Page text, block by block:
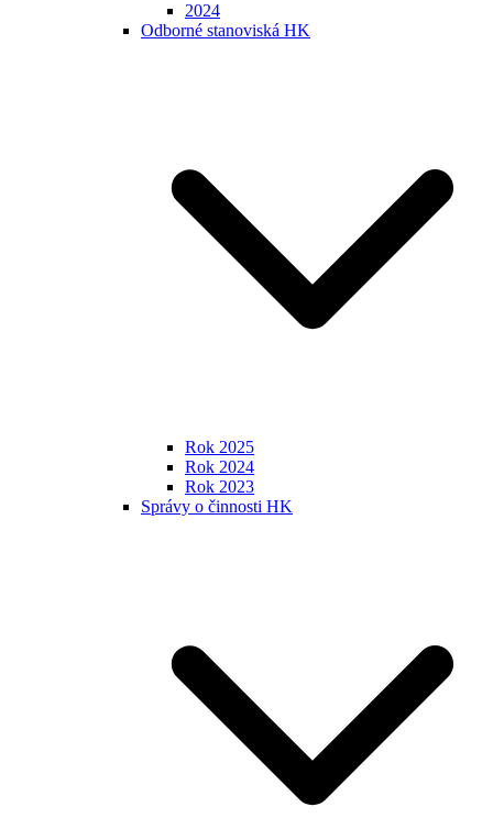
2024
Odborné stanoviská HK
Rok 2025
Rok 2024
Rok 2023
Správy o činnosti HK